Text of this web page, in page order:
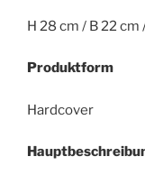
H 28 cm / B 22 cm
Produktform
Hardcover